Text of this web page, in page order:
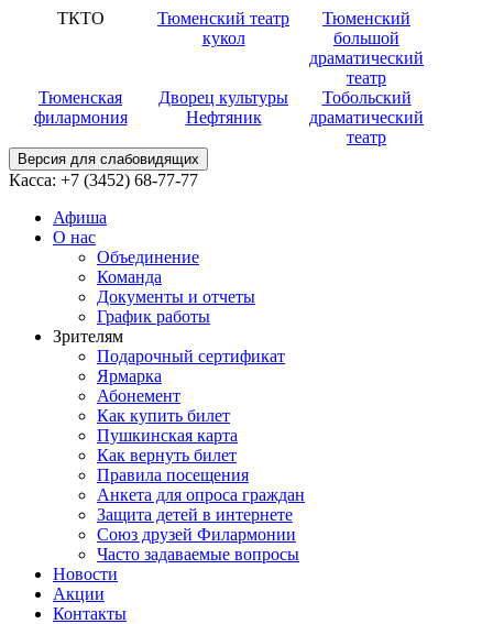
ТКТО
Тюменский театр
кукол
Тюменский
большой
драматический
театр
Тюменская
филармония
Дворец культуры
Нефтяник
Тобольский
драматический
театр
Версия для слабовидящих
Касса: +7 (3452) 68-77-77
Афиша
О нас
Объединение
Команда
Документы и отчеты
График работы
Зрителям
Подарочный сертификат
Ярмарка
Абонемент
Как купить билет
Пушкинская карта
Как вернуть билет
Правила посещения
Анкета для опроса граждан
Защита детей в интернете
Союз друзей Филармонии
Часто задаваемые вопросы
Новости
Акции
Контакты